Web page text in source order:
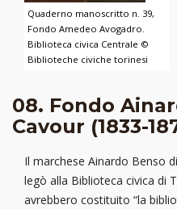
Quaderno manoscritto n. 39,
Fondo Amedeo Avogadro.
Biblioteca civica Centrale ©
Biblioteche civiche torinesi
08. Fondo
Cavour (1833-
Il marchese Ainardo Benso
legò alla Biblioteca civica di
avrebbero costituito “la